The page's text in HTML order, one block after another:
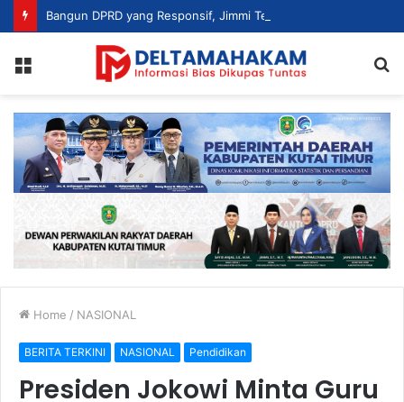
Home / NASIONAL
BERITA TERKINI NASIONAL Pendidikan
Presiden Jokowi Minta Guru